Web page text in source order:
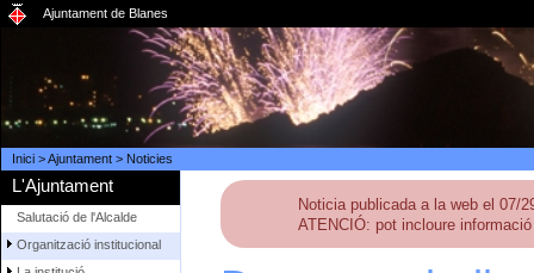
Ajuntament de Blanes
Inici>Ajuntament> Noticies
L'Ajuntament
Salutació de l'Alcalde
Organització institucional
Noticia publicada a la web el 07/
ATENCIÓ: pot incloure